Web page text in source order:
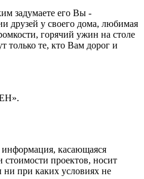
задумаете его Вы -
друзей у своего дома, любимая
горячий ужин на столе
только те, кто Вам дорог и
.
информация, касающаяся
стоимости проектов, носит
при каких условиях не